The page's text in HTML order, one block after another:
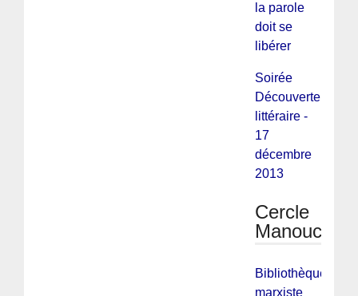
la parole
doit se
libérer
Soirée
Découverte
littéraire -
17
décembre
2013
Cercle
Manouchian
Bibliothèque
marxiste